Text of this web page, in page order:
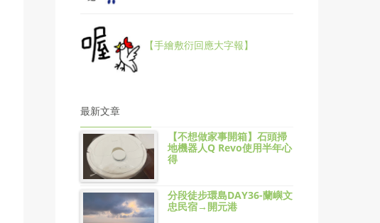
【手繪敷衍回應大字報】
最新文章
【不想做家事開箱】石頭掃
地機器人Q Revo使用半年心
得
分段徒步環島DAY36-蘭嶼文
忠民宿→開元港